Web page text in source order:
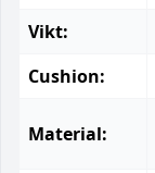
Vikt:
Cushion:
Material: